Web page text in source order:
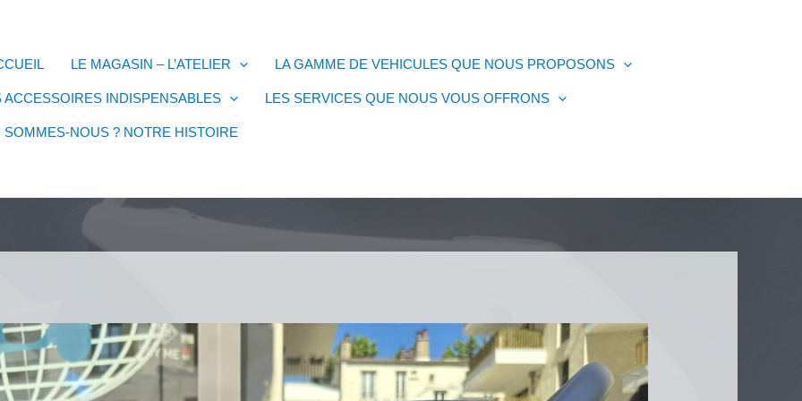
LE MAGASIN – L’ATELIER LA GAMME DE VEHICULES QUE NOUS PROPOSONS
ACCESSOIRES INDISPENSABLES LES SERVICES QUE NOUS VOUS OFFRONS
SOMMES-NOUS ? NOTRE HISTOIRE